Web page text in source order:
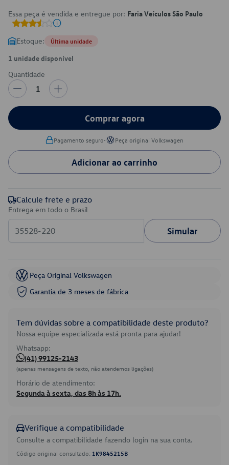
Essa peça é vendida e entregue por: Faria Veículos São Paulo
Estoque: Última unidade
1 unidade disponível
Quantidade
1
Comprar agora
Pagamento seguro• Peça original Volkswagen
Adicionar ao carrinho
Calcule frete e prazo
Entrega em todo o Brasil
Simular
Peça Original Volkswagen
Garantia de 3 meses de fábrica
Tem dúvidas sobre a compatibilidade deste produto?
Nossa equipe especializada está pronta para ajudar!
Whatsapp:
(41) 99125-2143
(apenas mensagens de texto, não atendemos ligações)
Horário de atendimento:
Segunda à sexta, das 8h às 17h.
Verifique a compatibilidade
Consulte a compatibilidade fazendo login na sua conta.
Código original consultado: 1K9845215B